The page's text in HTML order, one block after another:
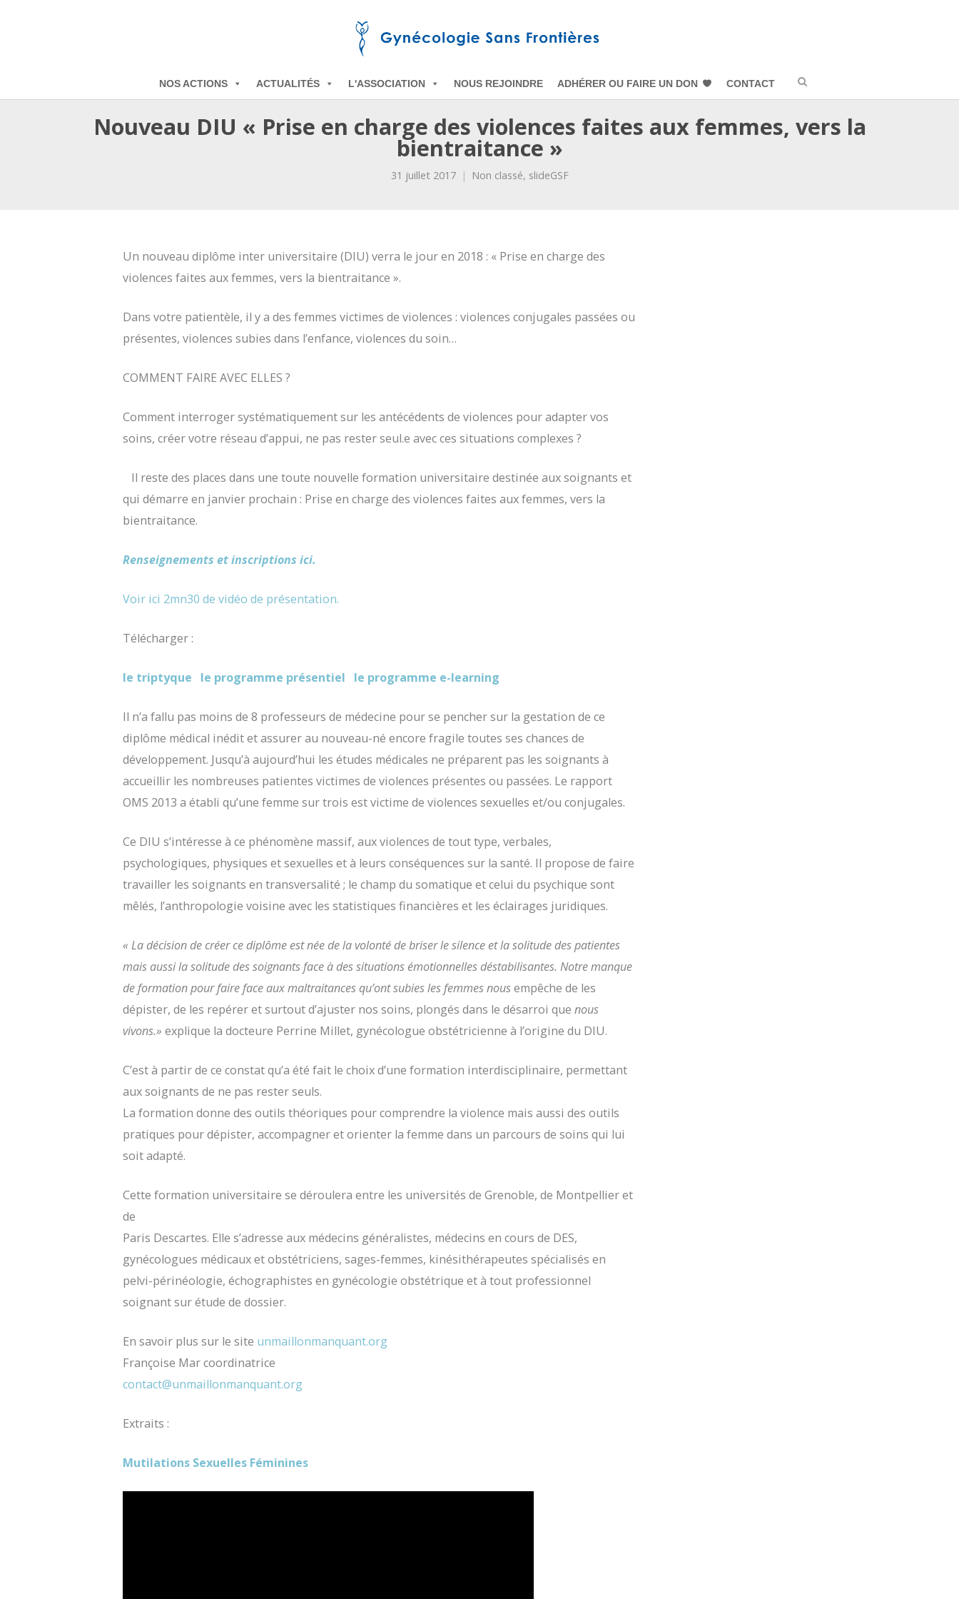
L'ASSOCIATION
NOS ACTIONS ACTUALITÉS NOUS REJOINDRE ADHÉRER OU FAIRE UN DON CONTACT
Nouveau DIU « Prise en charge des violences faites aux femmes, vers la
bientraitance »
31 juillet 2017 Non classé, slideGSF
Un nouveau diplôme inter universitaire (DIU) verra le jour en 2018 : « Prise en charge des
violences faites aux femmes, vers la bientraitance ».
Dans votre patientèle, il y a des femmes victimes de violences : violences conjugales passées ou
présentes, violences subies dans l’enfance, violences du soin…
COMMENT FAIRE AVEC ELLES ?
Comment interroger systématiquement sur les antécédents de violences pour adapter vos
soins, créer votre réseau d’appui, ne pas rester seul.e avec ces situations complexes ?
​​ Il reste des places dans une toute nouvelle formation universitaire destinée aux soignants et
qui démarre en janvier prochain : Prise en charge des violences faites aux femmes, vers la
bientraitance.
Renseignements et inscriptions ici.
Voir ici 2mn30 de vidéo de présentation.
Télécharger :
le triptyque le programme présentiel le programme e-learning
Il n’a fallu pas moins de 8 professeurs de médecine pour se pencher sur la gestation de ce
diplôme médical inédit et assurer au nouveau-né encore fragile toutes ses chances de
développement. Jusqu’à aujourd’hui les études médicales ne préparent pas les soignants à
accueillir les nombreuses patientes victimes de violences présentes ou passées. Le rapport
OMS 2013 a établi qu’une femme sur trois est victime de violences sexuelles et/ou conjugales.
Ce DIU s’intéresse à ce phénomène massif, aux violences de tout type, verbales,
psychologiques, physiques et sexuelles et à leurs conséquences sur la santé. Il propose de faire
travailler les soignants en transversalité ; le champ du somatique et celui du psychique sont
mêlés, l’anthropologie voisine avec les statistiques financières et les éclairages juridiques.
« La décision de créer ce diplôme est née de la volonté de briser le silence et la solitude des patientes
mais aussi la solitude des soignants face à des situations émotionnelles déstabilisantes. Notre manque
de formation pour faire face aux maltraitances qu’ont subies les femmes nousempêche de les
dépister, de les repérer et surtout d’ajuster nos soins, plongés dans le désarroi que nous
vivons.» explique la docteure Perrine Millet, gynécologue obstétricienne à l’origine du DIU.
C’est à partir de ce constat qu’a été fait le choix d’une formation interdisciplinaire, permettant
aux soignants de ne pas rester seuls.
La formation donne des outils théoriques pour comprendre la violence mais aussi des outils
pratiques pour dépister, accompagner et orienter la femme dans un parcours de soins qui lui
soit adapté.
Cette formation universitaire se déroulera entre les universités de Grenoble, de Montpellier et
de
Paris Descartes. Elle s’adresse aux médecins généralistes, médecins en cours de DES,
gynécologues médicaux et obstétriciens, sages-femmes, kinésithérapeutes spécialisés en
pelvi-périnéologie, échographistes en gynécologie obstétrique et à tout professionnel
soignant sur étude de dossier.
En savoir plus sur le site unmaillonmanquant.org
Françoise Mar coordinatrice
contact@unmaillonmanquant.org
Extraits :
Mutilations Sexuelles Féminines